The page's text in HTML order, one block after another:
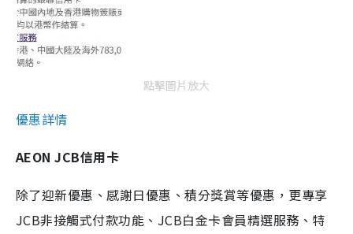
點擊圖片放大
優惠詳情
AEON JCB信用卡
除了迎新優惠、感謝日優惠、積分獎賞等優惠，更專享
JCB非接觸式付款功能、JCB白金卡會員精選服務、特